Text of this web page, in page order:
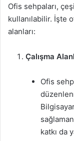
Ofis sehpaları,
kullanılabilir. İşte
alanları:
Çalışma
Ofis
katkı da